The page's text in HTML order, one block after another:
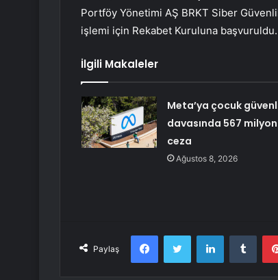
Portföy Yönetimi AŞ BRKT Siber
işlemi için Rekabet Kuruluna başvuruldu.
İlgili Makaleler
Meta’ya çocuk
davasında 567
ceza
Ağustos 8, 2026
Paylaş
FacebookTwitter LinkedIn